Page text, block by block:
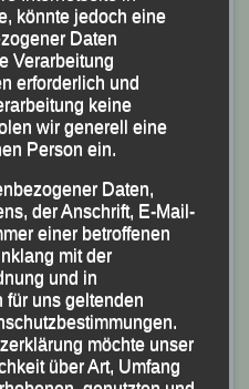
18, für Anna Drexler über
Fuchs im Halbmarathon,
Maxim Fuchs, Stephan
der zudem noch Bronze
könnte jedoch eine
Daten
Verarbeitung
erforderlich und
keine
wir generell eine
Person ein.
Daten,
der Anschrift, E-Mail-
einer betroffenen
mit der
und in
für uns geltenden
möchte unser
über Art, Umfang